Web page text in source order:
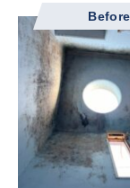
Before